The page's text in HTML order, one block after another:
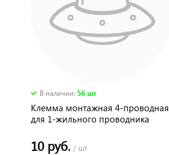
В наличии: 56 шт
Клемма монтажная 4-проводная
для 1-жильного проводника
10 руб. / шт